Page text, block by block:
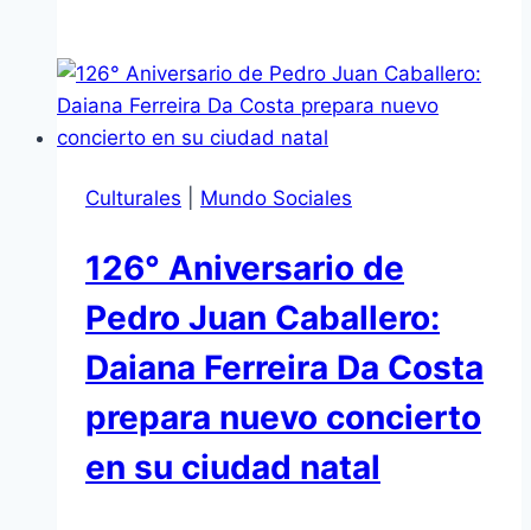
Culturales Mundo Sociales
126° Aniversario de
Pedro Juan Caballero:
Daiana Ferreira Da Costa
prepara nuevo concierto
en su ciudad natal